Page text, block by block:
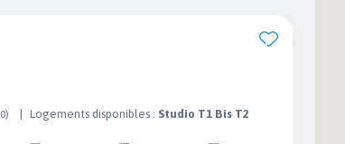
Logements disponibles : Studio T1 Bis T2